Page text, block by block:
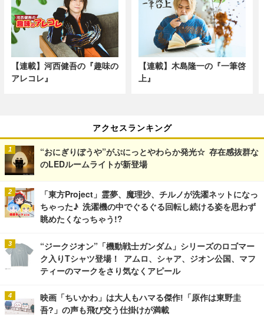
【連載】河西健吾の『趣味の
アレコレ』
【連載】木島隆一の『一筆啓
上』
アクセスランキング
“おにぎりぼうや”がぷにっとやわらか発光☆ 存在感抜群な
のLEDルームライトが新登場
「東方Project」霊夢、魔理沙、チルノが洗濯ネットになっ
ちゃった♪ 洗濯機の中でぐるぐる回転し続ける姿を思わず
眺めたくなっちゃう!?
“ジークジオン”「機動戦士ガンダム」シリーズのロゴマー
ク入りTシャツ登場！ アムロ、シャア、ジオン公国、マフ
ティーのマークをさり気なくアピール
映画「ちいかわ」は大人もハマる傑作!「原作は東野圭
吾?」の声も飛び交う仕掛けが満載